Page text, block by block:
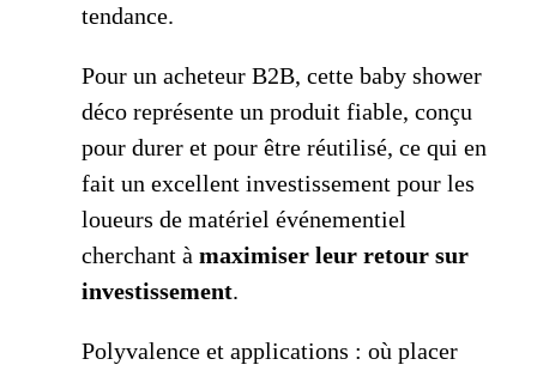
tendance.
Pour un acheteur B2B, cette baby shower
déco représente un produit fiable, conçu
pour durer et pour être réutilisé, ce qui en
fait un excellent investissement pour les
loueurs de matériel événementiel
cherchant à maximiser leur retour sur
investissement.
Polyvalence et applications : où placer